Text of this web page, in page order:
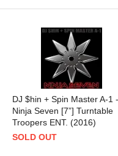
DJ $hin + Spin Master A-1 -
Ninja Seven [7”] Turntable
Troopers ENT. (2016)
SOLD OUT